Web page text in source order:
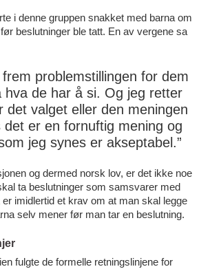
i denne gruppen snakket med barna om
beslutninger ble tatt. En av vergene sa
frem problemstillingen for dem
hva de har å si. Og jeg retter
det valget eller den meningen
det er en fornuftig mening og
jeg synes er akseptabel.”
og dermed norsk lov, er det ikke noe
ta beslutninger som samsvarer med
imidlertid et krav om at man skal legge
selv mener før man tar en beslutning.
fulgte de formelle retningslinjene for